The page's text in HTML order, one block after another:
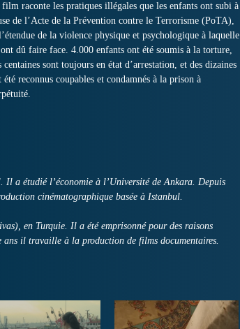
raconte les pratiques illégales que les enfants ont subi à
de l’Acte de la Prévention contre le Terrorisme (PoTA),
de la violence physique et psychologique à laquelle
dû faire face. 4.000 enfants ont été soumis à la torture,
centaines sont toujours en état d’arrestation, et des dizaines
été reconnus coupables et condamnés à la prison à
Il a étudié l’économie à l’Université de Ankara. Depuis
cinématographique basée à Istanbul.
en Turquie. Il a été emprisonné pour des raisons
il travaille à la production de films documentaires.